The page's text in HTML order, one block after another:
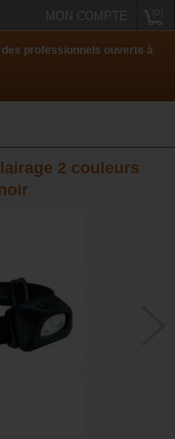
MON COMPTE
des professionnels ouverte à
2 couleurs